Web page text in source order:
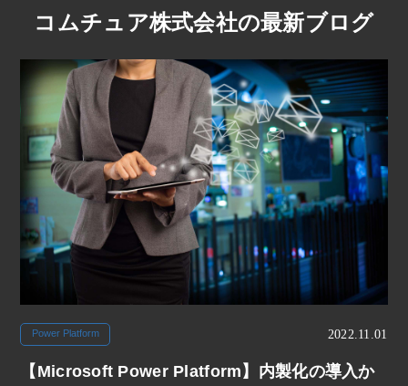
コムチュア株式会社の最新ブログ
Power Platform 2022.11.01
【Microsoft Power Platform】内製化の導入か